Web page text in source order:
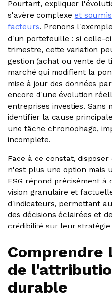
Pourtant, expliquer
s'avère complexe et
facteurs. Prenons
d'un portefeuille : si celle-
trimestre, cette variation
gestion (achat ou vente de
marché qui modifient la
mise à jour des données
encore d'une évolution
entreprises investies. Sans
identifier la cause
une tâche chronophage,
incomplète.
Face à ce constat,
n'est plus une option mais
ESG répond précisément
vision granulaire et
d'indicateurs, permettant
des décisions éclairées et
crédibilité sur leur stratégie
Comprendre
de
durable